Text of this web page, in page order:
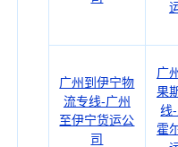
广州到伊宁物
流专线-广州
至伊宁货运公
司
广
果
线
霍